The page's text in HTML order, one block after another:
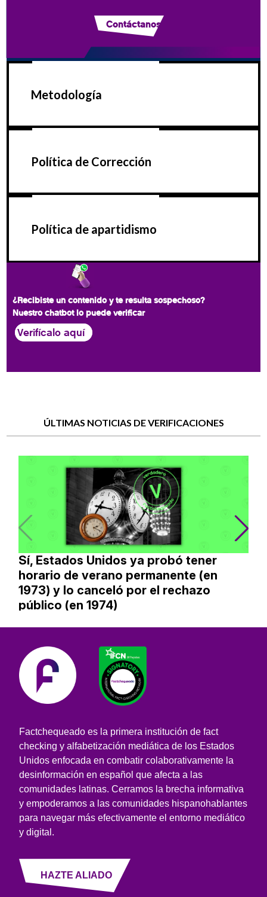
Contáctanos
Metodología
Política de Corrección
Política de apartidismo
¿Recibiste un contenido y te resulta sospechoso?
Nuestro chatbot lo puede verificar
Verifícalo aquí
ÚLTIMAS NOTICIAS DE VERIFICACIONES
Sí, Estados Unidos ya probó tener
horario de verano permanente (en
1973) y lo canceló por el rechazo
público (en 1974)
Factchequeado es la primera institución de fact
checking y alfabetización mediática de los Estados
Unidos enfocada en combatir colaborativamente la
desinformación en español que afecta a las
comunidades latinas. Cerramos la brecha informativa
y empoderamos a las comunidades hispanohablantes
para navegar más efectivamente el entorno mediático
y digital.
HAZTE ALIADO